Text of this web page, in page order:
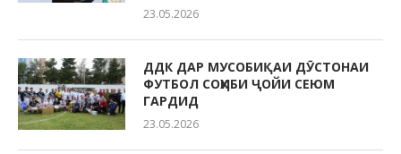
23.05.2026
ДДК ДАР МУСОБИҚАИ ДӮСТОНАИ
ФУТБОЛ СОҲИБИ ҶОЙИ СЕЮМ
ГАРДИД
23.05.2026